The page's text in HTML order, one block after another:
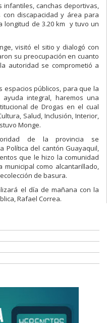
infantiles, canchas deportivas,
discapacidad y área para
longitud de 3.20 km y tuvo un
visitó el sitio y dialogó con
su preocupación en cuanto
autoridad se comprometió a
espacios públicos, para que la
integral, haremos una
de Drogas en el cual
Salud, Inclusión, Interior,
Monge.
de la provincia se
Política del cantón Guayaquil,
que le hizo la comunidad
como alcantarillado,
de basura.
el día de mañana con la
Rafael Correa.